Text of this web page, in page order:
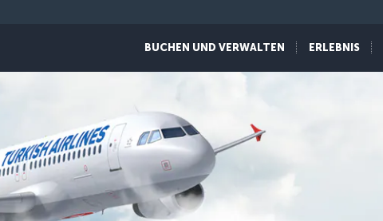
BUCHEN UND VERWALTEN ERLEBNIS